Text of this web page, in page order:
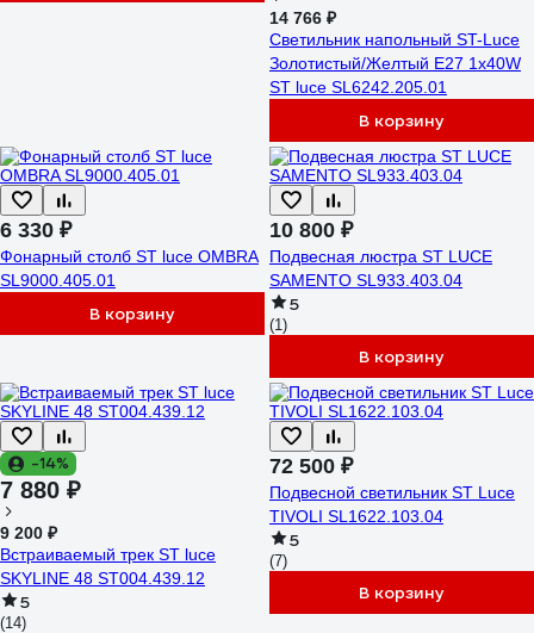
14 766 ₽
Светильник напольный ST-Luce
Золотистый/Желтый E27 1х40W
ST luce SL6242.205.01
В корзину
6 330 ₽
Фонарный столб ST luce OMBRA
SL9000.405.01
В корзину
10 800 ₽
Подвесная люстра ST LUCE
SAMENTO SL933.403.04
5
(1)
В корзину
-14%
7 880 ₽
9 200 ₽
Встраиваемый трек ST luce
SKYLINE 48 ST004.439.12
5
(14)
72 500 ₽
Подвесной светильник ST Luce
TIVOLI SL1622.103.04
5
(7)
В корзину